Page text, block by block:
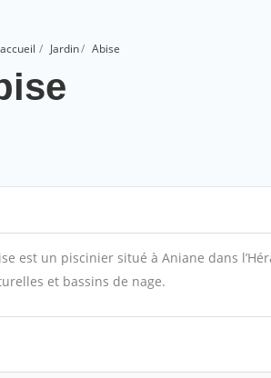
Jardin Abise
est un piscinier situé à Aniane dans
et bassins de nage.